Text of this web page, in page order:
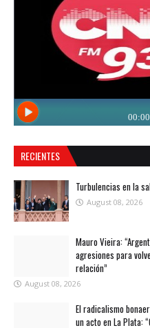
RECIENTES
Turbulencias en la
August 08, 2026
Mauro Vieira:
agresiones para
relación”
August 08, 2026
El radicalismo
un acto en La Plata: